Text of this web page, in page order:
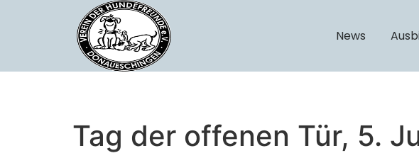
News
Tag der offenen Tür, 5.